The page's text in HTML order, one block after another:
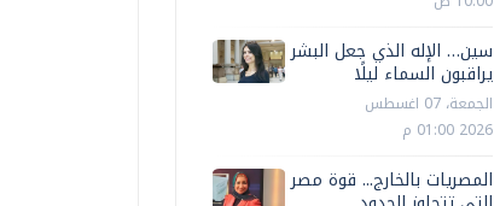
سين… الإله الذي جعل البشر
يراقبون السماء ليلًا
الجمعة، 07 اغسطس
2026 01:00 م
المصريات بالخارج... قوة مصر